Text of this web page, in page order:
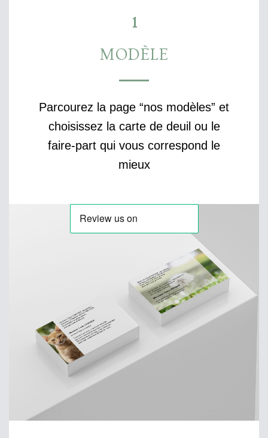
1
MODÈLE
Parcourez la page “nos modèles” et
choisissez la carte de deuil ou le
faire-part qui vous correspond le
mieux